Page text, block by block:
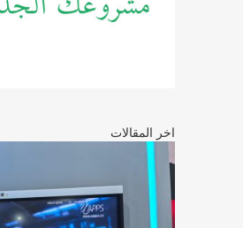
اخر المقالات